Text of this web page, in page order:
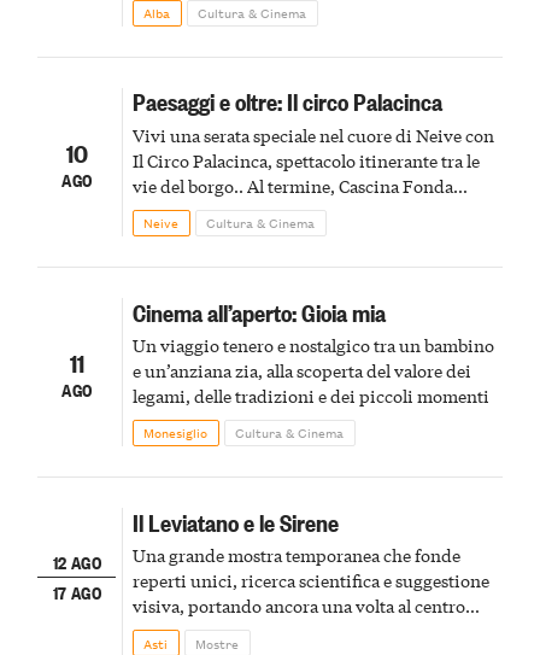
Alba Cultura & Cinema
10
AGO
Paesaggi e oltre: Il circo Palacinca
Vivi una serata speciale nel cuore di Neive con
Il Circo Palacinca, spettacolo itinerante tra le
vie del borgo.. Al termine, Cascina Fonda
Winery offrirà una degustazione di due
spumanti.
Neive Cultura & Cinema
11
AGO
Cinema all’aperto: Gioia mia
Un viaggio tenero e nostalgico tra un bambino
e un’anziana zia, alla scoperta del valore dei
legami, delle tradizioni e dei piccoli momenti
Monesiglio Cultura & Cinema
12 AGO
17 AGO
Il Leviatano e le Sirene
Una grande mostra temporanea che fonde
reperti unici, ricerca scientifica e suggestione
visiva, portando ancora una volta al centro
della scena le meraviglie del passato astigiano
Asti Mostre